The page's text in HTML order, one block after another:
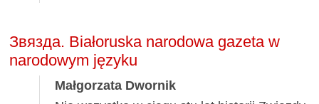
Звязда. Białoruska narodowa gazeta w
narodowym języku
Małgorzata Dwornik